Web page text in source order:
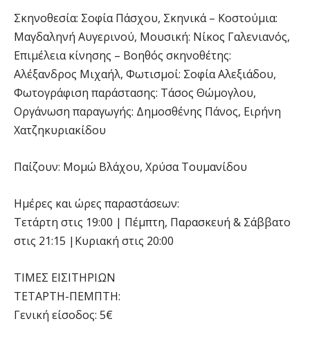
Σκηνοθεσία: Σοφία Πάσχου, Σκηνικά – Κοστούμια:
Μαγδαληνή Αυγερινού, Μουσική: Νίκος Γαλενιανός,
Επιμέλεια κίνησης – Βοηθός σκηνοθέτης:
Αλέξανδρος Μιχαήλ, Φωτισμοί: Σοφία Αλεξιάδου,
Φωτογράφιση παράστασης: Τάσος Θώμογλου,
Οργάνωση παραγωγής: Δημοσθένης Πάνος, Ειρήνη
Χατζηκυριακίδου
Παίζουν: Μομώ Βλάχου, Χρύσα Τουμανίδου
Ημέρες και ώρες παραστάσεων:
Τετάρτη στις 19:00 | Πέμπτη, Παρασκευή & Σάββατο
στις 21:15 |Κυριακή στις 20:00
ΤΙΜΕΣ ΕΙΣΙΤΗΡΙΩΝ
ΤΕΤΑΡΤΗ-ΠΕΜΠΤΗ:
Γενική είσοδος: 5€